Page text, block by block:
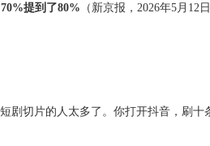
70%提到了80% （新京报，2026年5月
剧切片的人太多了。你打开抖音，刷